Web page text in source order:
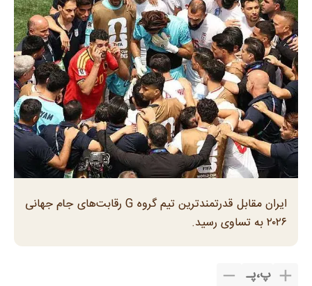
ایران مقابل قدرتمندترین تیم گروه G رقابت‌های جام جهانی
۲۰۲۶ به تساوی رسید.
پ،پـ